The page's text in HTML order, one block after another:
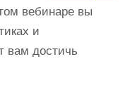
вебинаре вы
и
вам достичь